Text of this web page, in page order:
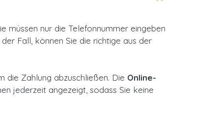
müssen nur die Telefonnummer eingeben
Fall, können Sie die richtige aus der
die Zahlung abzuschließen. Die Online-
jederzeit angezeigt, sodass Sie keine